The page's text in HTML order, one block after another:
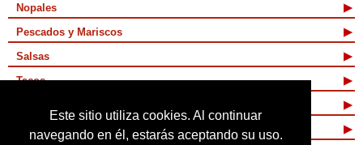
Este sitio utiliza cookies. Al continuar
navegando en él, estarás aceptando su uso.
Nopales
Pescados y Mariscos
Salsas
Tacos
Vegetarianas